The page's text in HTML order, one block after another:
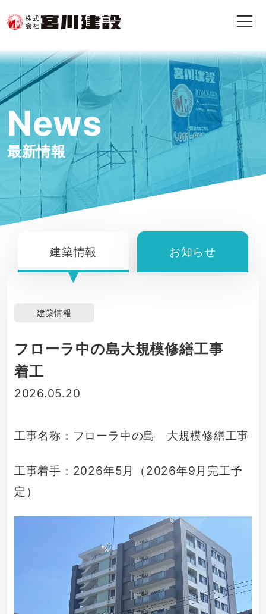
News
最新情報
建築情報 お知らせ
建築情報
フローラ中の島大規模修繕工事
着工
2026.05.20
工事名称：フローラ中の島 大規模修繕工事
工事着手：2026年5月（2026年9月完工予
定）